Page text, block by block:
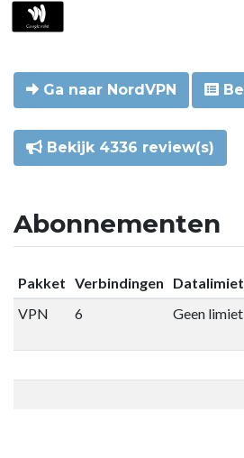
Ga naar NordVPN
Bekijk 4336 review(s)
Abonnementen
Pakket Verbindingen Datalimiet
VPN
6 Geen limiet